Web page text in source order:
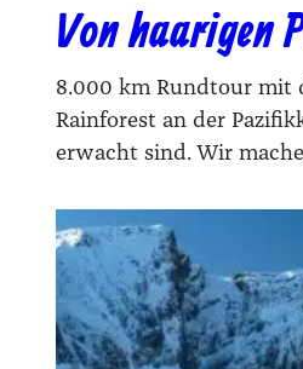
Von haarigen
8.000 km Rundtour mit
Rainforest an der
erwacht sind. Wir